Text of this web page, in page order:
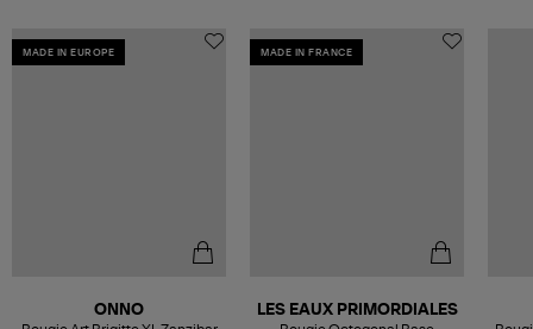
MADE IN EUROPE
ONNO
MADE IN FRANCE
LES EAUX PRIMORDIALES